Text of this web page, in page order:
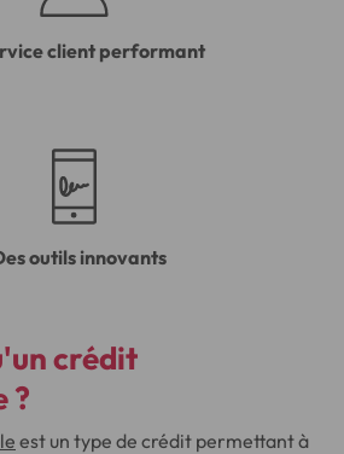
client performant
outils innovants
crédit
?
est un type de crédit permettant à